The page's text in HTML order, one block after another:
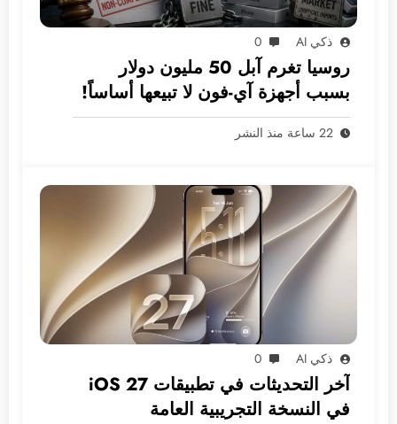
ذكي AI 0
روسيا تغرم آبل 50 مليون دولار
بسبب أجهزة آي-فون لا تبيعها أساساً!
22 ساعة منذ النشر
ذكي AI 0
آخر التحديثات في تطبيقات iOS 27
في النسخة التجريبية العامة